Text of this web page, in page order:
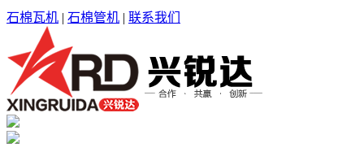
石棉瓦机 | 石棉管机 | 联系我们